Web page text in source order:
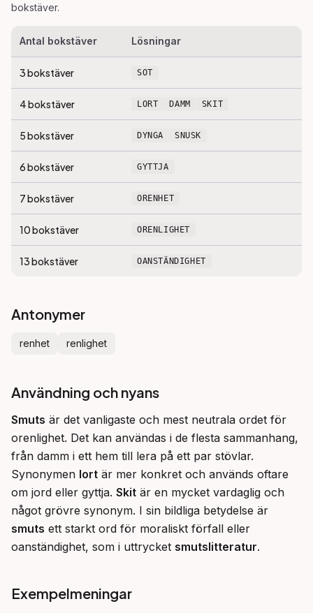
bokstäver.
Antal bokstäver Lösningar
3bokstäver SOT
4bokstäver LORT DAMM SKIT
5bokstäver DYNGA SNUSK
6bokstäver GYTTJA
7bokstäver ORENHET
10bokstäver ORENLIGHET
13bokstäver OANSTÄNDIGHET
Antonymer
renhet renlighet
Användning och nyans
Smuts är det vanligaste och mest neutrala ordet för
orenlighet. Det kan användas i de flesta sammanhang,
från damm i ett hem till lera på ett par stövlar.
Synonymen lort är mer konkret och används oftare
om jord eller gyttja. Skit är en mycket vardaglig och
smuts ett starkt ord för moraliskt förfall eller
oanständighet, som i uttrycket smutslitteratur.
Exempelmeningar